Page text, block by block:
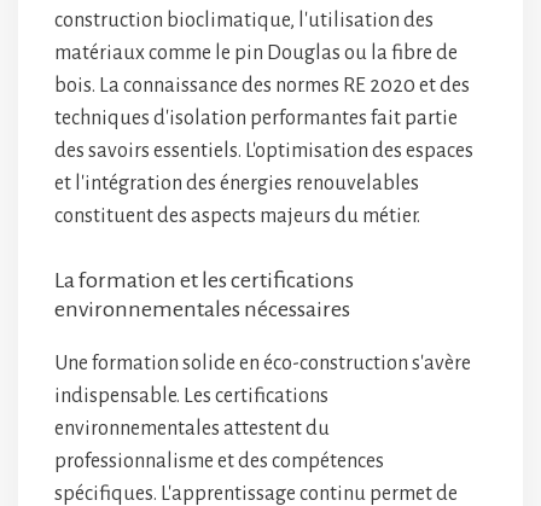
construction bioclimatique, l'utilisation des
matériaux comme le pin Douglas ou la fibre de
bois. La connaissance des normes RE 2020 et des
techniques d'isolation performantes fait partie
des savoirs essentiels. L'optimisation des espaces
et l'intégration des énergies renouvelables
constituent des aspects majeurs du métier.
La formation et les certifications
environnementales nécessaires
Une formation solide en éco-construction s'avère
indispensable. Les certifications
environnementales attestent du
professionnalisme et des compétences
spécifiques. L'apprentissage continu permet de